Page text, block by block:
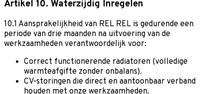
Artikel 10. Waterzijdig Inregelen
10.1 Aansprakelijkheid van REL REL is gedurende een
periode van drie maanden na uitvoering van de
werkzaamheden verantwoordelijk voor:
Correct functionerende radiatoren (volledige
warmteafgifte zonder onbalans).
CV-storingen die direct en aantoonbaar verband
houden met onze werkzaamheden.